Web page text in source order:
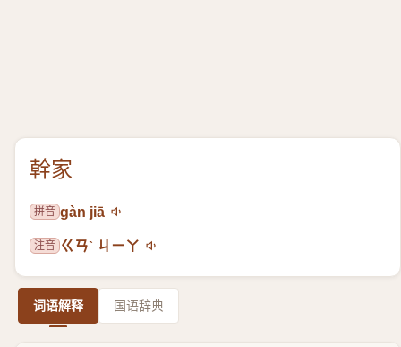
幹家
拼音 gàn jiā
注音 ㄍㄢˋ ㄐㄧㄚ
词语解释 国语辞典